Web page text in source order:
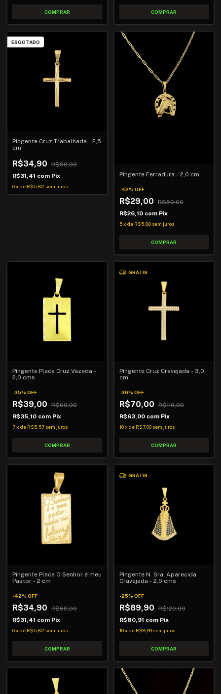
ESGOTADO
Pingente Cruz Trabalhada - 2,5
cm
R$34,90
R$50,00
R$31,41 com Pix
6x de R$5,82 sem juros
Pingente Ferradura - 2,0 cm
-42% OFF
R$29,00
R$50,00
R$26,10 com Pix
5 x de R$5,80 sem juros
Pingente Placa Cruz Vazada -
2,0 cms
-35% OFF
R$39,00
R$60,00
R$35,10 com Pix
7x de R$5,57 sem juros
GRÁTIS
Pingente Cruz Cravejada - 3,0
cm
-36% OFF
R$70,00
R$110,00
R$63,00 com Pix
10 x de R$7,00 sem juros
Pingente Placa O Senhor é meu
Pastor - 2 cm
-42% OFF
R$34,90
R$60,00
R$31,41 com Pix
6x de R$5,82 sem juros
GRÁTIS
Pingente N. Sra. Aparecida
Cravejada - 2,5 cms
-25% OFF
R$89,90
R$120,00
R$80,91 com Pix
10 x de R$8,99 sem juros